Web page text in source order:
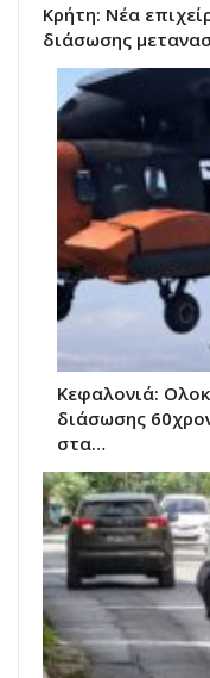
Κρήτη: Νέα
διάσωσης
Κεφαλονιά:
διάσωσης
στα…